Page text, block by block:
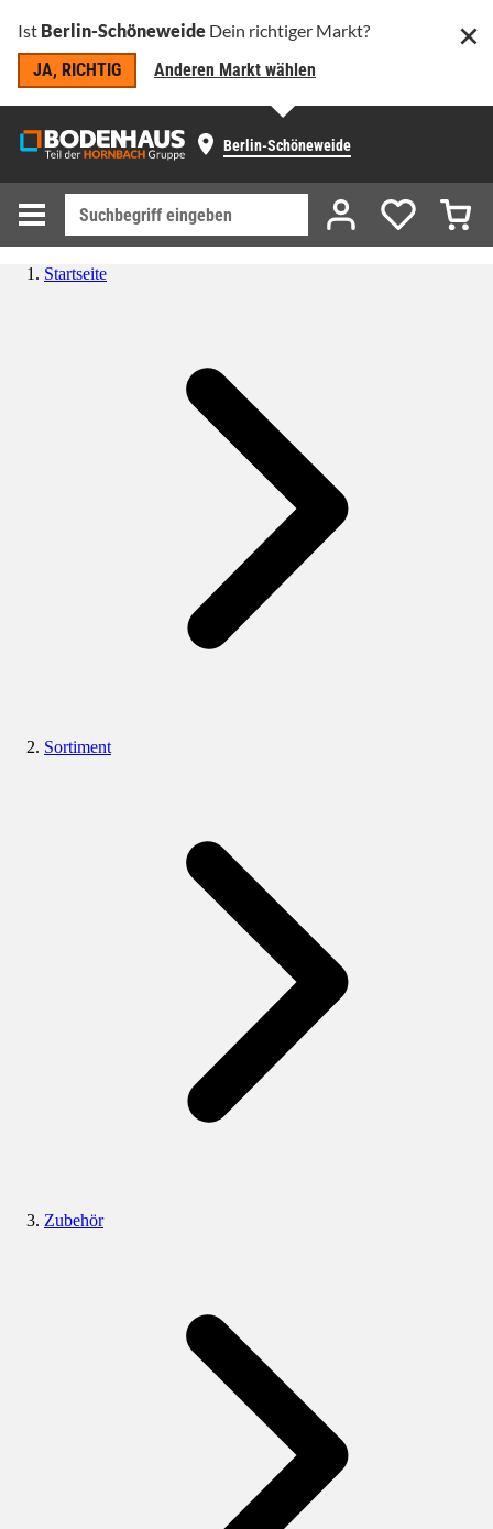
Ist Berlin-Schöneweide Dein richtiger Markt?
JA, RICHTIG
Anderen Markt wählen
Berlin-Schöneweide
Startseite
Sortiment
Zubehör